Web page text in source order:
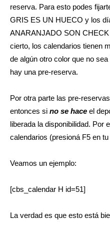
reserva. Para esto podes
GRIS ES UN HUECO y los
ANARANJADO SON
cierto, los calendarios tienen
de algún otro color que no
hay una pre-reserva.
Por otra parte las pre-
entonces si no se hace el
liberada la disponibilidad. Por
calendarios (presioná F5 en
Veamos un ejemplo:
[cbs_calendar H id=51]
La verdad es que esto está